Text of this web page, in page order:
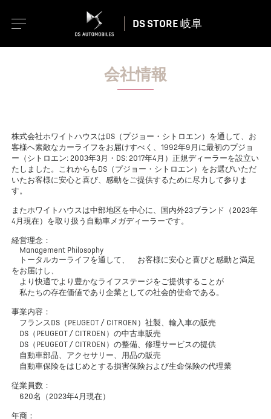
DS STORE 岐阜
会社情報
株式会社ホワイトハウスはDS（プジョー・シトロエン）を通して、お
客様へ素敵なカーライフをお届けすべく、1992年9月に最初のプジョ
ー（シトロエン: 2003年3月・DS: 2017年4月）正規ディーラーを設立い
たしました。これからもDS（プジョー・シトロエン）をお選びいただ
いたお客様に安心と喜び、感動をご提供するために尽力して参りま
す。
またホワイトハウスは中部地区を中心に、国内外23ブランド（2023年
4月現在）を取り扱う自動車メガディーラーです。
経営理念：
Management Philosophy
トータルカーライフを通して、 お客様に安心と喜びと感動と満足
をお届けし、
より快適でより豊かなライフステージをご提供することが
私たちの存在価値であり企業としての社会的使命である。
事業内容：
フランスDS（PEUGEOT / CITROEN）社製、輸入車の販売
DS（PEUGEOT / CITROEN）の中古車販売
DS（PEUGEOT / CITROEN）の整備、修理サービスの提供
自動車部品、アクセサリー、用品の販売
自動車保険をはじめとする損害保険および生命保険の代理業
従業員数：
620名（2023年4月現在）
年商：